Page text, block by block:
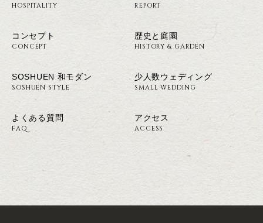
HOSPITALITY REPORT
コンセプト
CONCEPT
歴史と庭園
HISTORY & GARDEN
SOSHUEN 和モダン
SOSHUEN STYLE
少人数ウェディング
SMALL WEDDING
よくある質問
FAQ
アクセス
ACCESS